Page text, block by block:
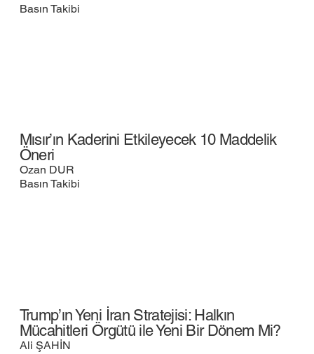
Basın Takibi
Mısır’ın Kaderini Etkileyecek 10 Maddelik
Öneri
Ozan DUR
Basın Takibi
Trump’ın Yeni İran Stratejisi: Halkın
Mücahitleri Örgütü ile Yeni Bir Dönem Mi?
Ali ŞAHİN